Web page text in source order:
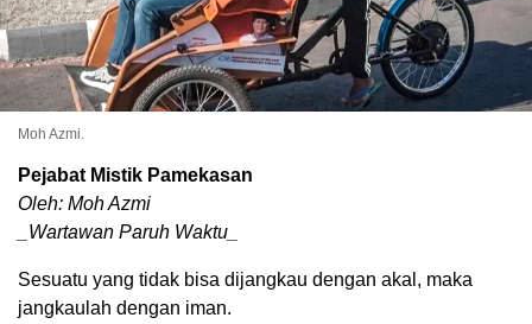
Moh Azmi.
Pejabat Mistik Pamekasan
Oleh: Moh Azmi
_Wartawan Paruh Waktu_
Sesuatu yang tidak bisa dijangkau dengan akal, maka
jangkaulah dengan iman.